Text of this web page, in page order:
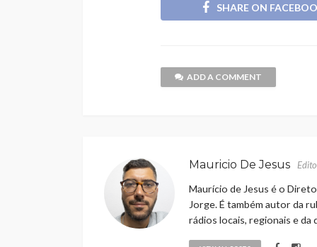
SHARE ON
ADD A COMMENT
Mauricio De Jesus
Maurício de Jesus é o
Jorge. É também autor da
rádios locais, regionais e da